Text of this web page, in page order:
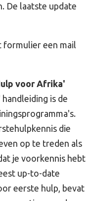
De laatste update
formulier een mail
voor Afrika'
is de
die
op te treden als
je voorkennis hebt
up-to-date
eerste hulp, bevat